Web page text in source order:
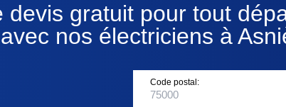
devis gratuit pour tout
nos électriciens à
Code postal: